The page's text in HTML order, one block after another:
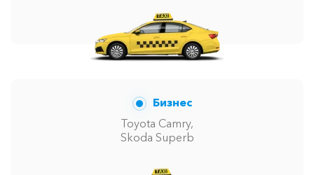
Бизнес
Toyota Camry,
Skoda Superb